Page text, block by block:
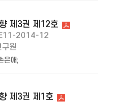
제3권 제12호
2014-12
구원
은애;
제3권 제1호